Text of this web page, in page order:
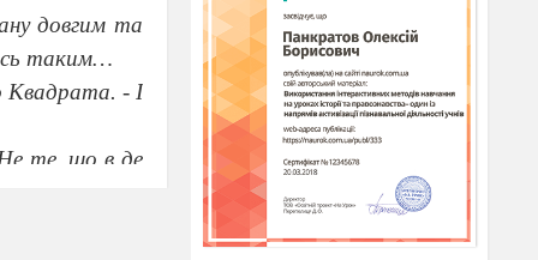
довгим та
таким…
Квадрата. - І
Не те, що в де